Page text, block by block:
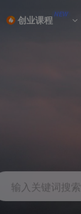
创业课程NEW
输入关键词搜索